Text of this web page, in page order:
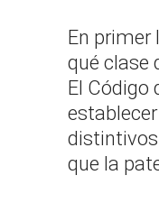
En primer
qué clase
El Código
que la